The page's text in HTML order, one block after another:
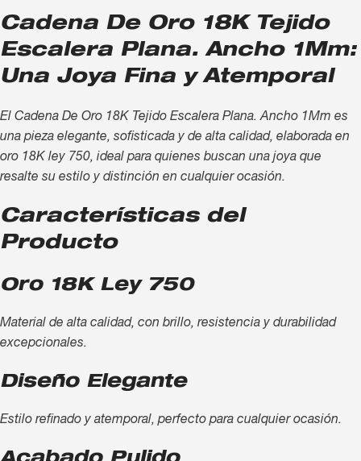
Cadena De Oro 18K Tejido
Escalera Plana. Ancho 1Mm:
Una Joya Fina y Atemporal
El Cadena De Oro 18K Tejido Escalera Plana. Ancho 1Mm es
una pieza elegante, sofisticada y de alta calidad, elaborada en
oro 18K ley 750, ideal para quienes buscan una joya que
resalte su estilo y distinción en cualquier ocasión.
Características del
Producto
Oro 18K Ley 750
Material de alta calidad, con brillo, resistencia y durabilidad
excepcionales.
Diseño Elegante
Estilo refinado y atemporal, perfecto para cualquier ocasión.